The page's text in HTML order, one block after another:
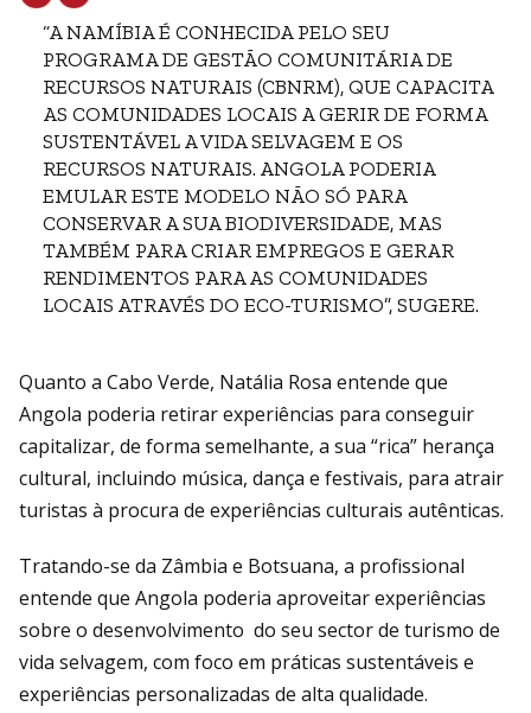
“A NAMÍBIA É CONHECIDA PELO SEU
PROGRAMA DE GESTÃO COMUNITÁRIA DE
RECURSOS NATURAIS (CBNRM), QUE CAPACITA
AS COMUNIDADES LOCAIS A GERIR DE FORMA
SUSTENTÁVEL A VIDA SELVAGEM E OS
RECURSOS NATURAIS. ANGOLA PODERIA
EMULAR ESTE MODELO NÃO SÓ PARA
CONSERVAR A SUA BIODIVERSIDADE, MAS
TAMBÉM PARA CRIAR EMPREGOS E GERAR
RENDIMENTOS PARA AS COMUNIDADES
LOCAIS ATRAVÉS DO ECO-TURISMO”, SUGERE.
Quanto a Cabo Verde, Natália Rosa entende que
Angola poderia retirar experiências para conseguir
capitalizar, de forma semelhante, a sua “rica” herança
cultural, incluindo música, dança e festivais, para atrair
turistas à procura de experiências culturais autênticas.
Tratando-se da Zâmbia e Botsuana, a profissional
entende que Angola poderia aproveitar experiências
sobre o desenvolvimento do seu sector de turismo de
vida selvagem, com foco em práticas sustentáveis e
experiências personalizadas de alta qualidade.